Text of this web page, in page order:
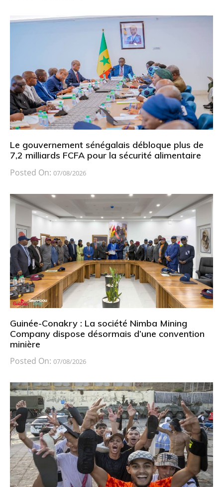
Le gouvernement sénégalais débloque plus de
7,2 milliards FCFA pour la sécurité alimentaire
Posted On: 07/08/2026
Guinée-Conakry : La société Nimba Mining
Company dispose désormais d’une convention
minière
Posted On: 07/08/2026